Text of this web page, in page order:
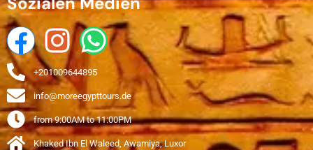
+201009644895
info@moreegypttours.de
from 9:00AM to 11:00PM
Khaked Ibn El Waleed, Awamiya, Luxor